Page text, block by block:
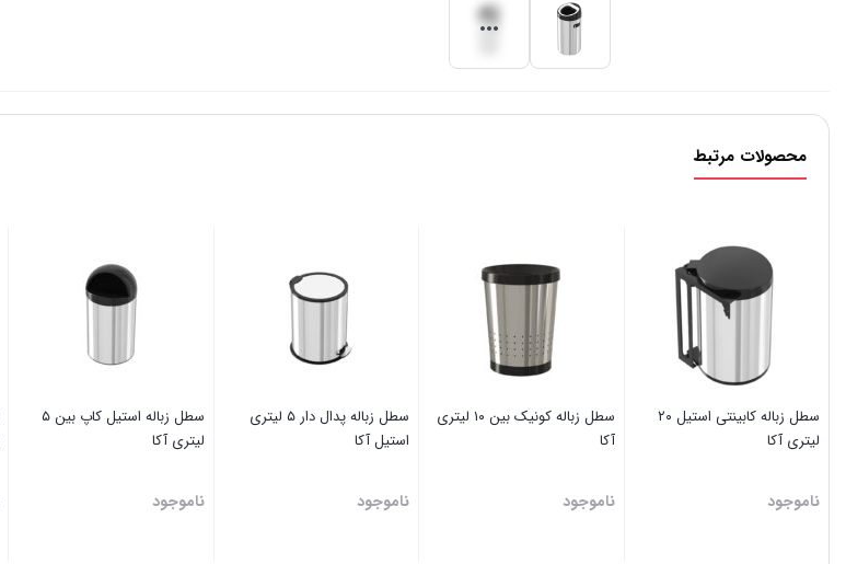
محصولات مرتبط
سطل زباله کابینتی استیل ۲۰
لیتری آکا
ناموجود
سطل زباله کونیک بین ۱۰ لیتری
آکا
ناموجود
سطل زباله پدال دار ۵ لیتری
استیل آکا
ناموجود
سطل زباله استیل کاپ بین ۵
لیتری آکا
ناموجود